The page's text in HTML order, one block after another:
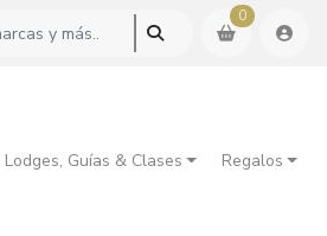
0
Lodges, Guías & Clases Regalos